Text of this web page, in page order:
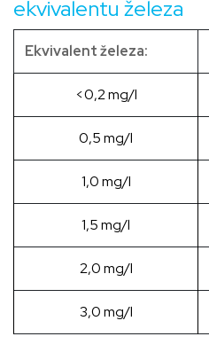
ekvivalentu železa
Ekvivalent železa:
<0,2 mg/l
0,5 mg/l
1,0 mg/l
1,5 mg/l
2,0 mg/l
3,0 mg/l